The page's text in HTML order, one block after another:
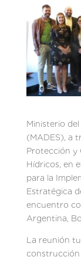
Ministerio
(MADES), a
Protección y
Hídricos, en
para la
Estratégica
encuentro
Argentina,
La reunión